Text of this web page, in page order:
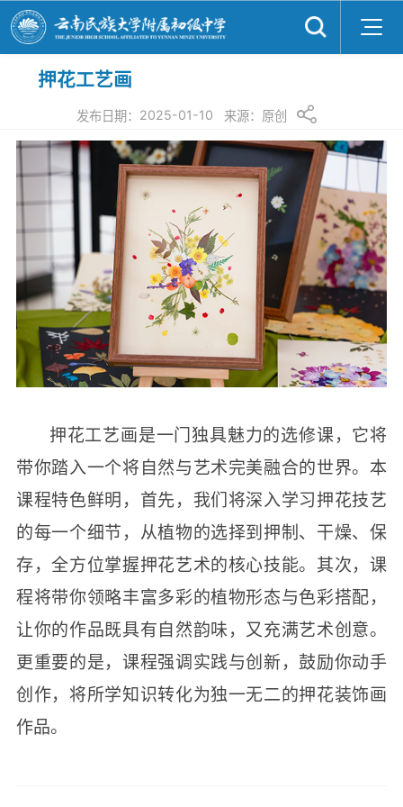
押花工艺画
发布日期： 2025-01-10 来源： 原创
押花工艺画是一门独具魅力的选修课，它将
带你踏入一个将自然与艺术完美融合的世界。本
课程特色鲜明，首先，我们将深入学习押花技艺
的每一个细节，从植物的选择到押制、干燥、保
存，全方位掌握押花艺术的核心技能。其次，课
程将带你领略丰富多彩的植物形态与色彩搭配，
让你的作品既具有自然韵味，又充满艺术创意。
更重要的是，课程强调实践与创新，鼓励你动手
创作，将所学知识转化为独一无二的押花装饰画
作品。